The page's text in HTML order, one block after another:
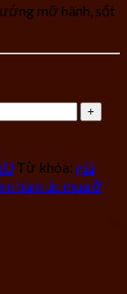
mỡ hành, sốt
Từ khóa: giá
hùm úc mua ở